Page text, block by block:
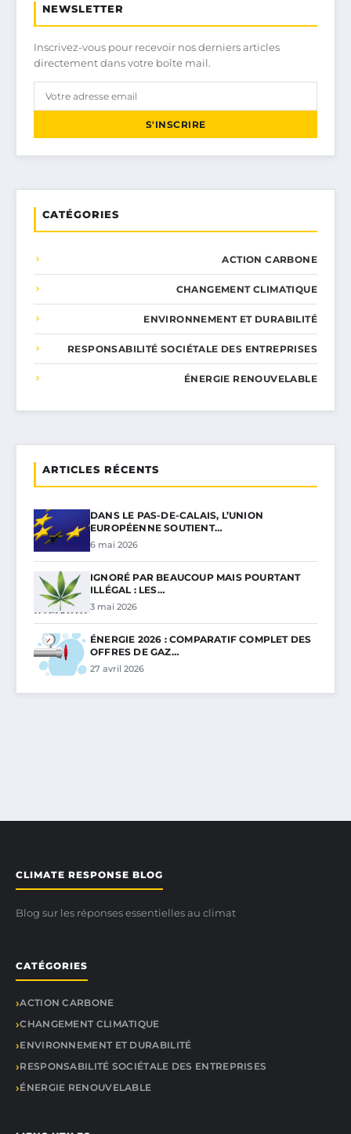
NEWSLETTER
Inscrivez-vous pour recevoir nos derniers articles
directement dans votre boîte mail.
S'INSCRIRE
CATÉGORIES
ACTION CARBONE
CHANGEMENT CLIMATIQUE
ENVIRONNEMENT ET DURABILITÉ
RESPONSABILITÉ SOCIÉTALE DES ENTREPRISES
ÉNERGIE RENOUVELABLE
ARTICLES RÉCENTS
DANS LE PAS-DE-CALAIS, L’UNION
EUROPÉENNE SOUTIENT…
6 mai 2026
IGNORÉ PAR BEAUCOUP MAIS POURTANT
ILLÉGAL : LES…
3 mai 2026
ÉNERGIE 2026 : COMPARATIF COMPLET DES
OFFRES DE GAZ…
27 avril 2026
CLIMATE RESPONSE BLOG
Blog sur les réponses essentielles au climat
CATÉGORIES
ACTION CARBONE
CHANGEMENT CLIMATIQUE
ENVIRONNEMENT ET DURABILITÉ
RESPONSABILITÉ SOCIÉTALE DES ENTREPRISES
ÉNERGIE RENOUVELABLE